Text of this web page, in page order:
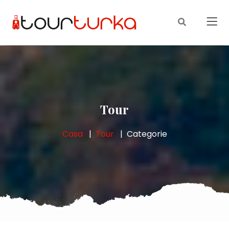
Tour
Casa Tour Categorie